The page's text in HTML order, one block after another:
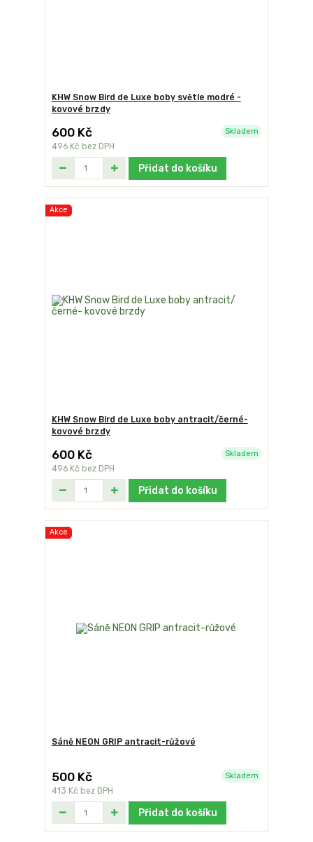
KHW Snow Bird de Luxe boby světle modré -
kovové brzdy
600 Kč
496 Kč bez DPH
Skladem
Přidat do košíku
Akce
KHW Snow Bird de Luxe boby antracit/černé-
kovové brzdy
600 Kč
496 Kč bez DPH
Skladem
Přidat do košíku
Akce
Sáně NEON GRIP antracit-růžové
500 Kč
413 Kč bez DPH
Skladem
Přidat do košíku